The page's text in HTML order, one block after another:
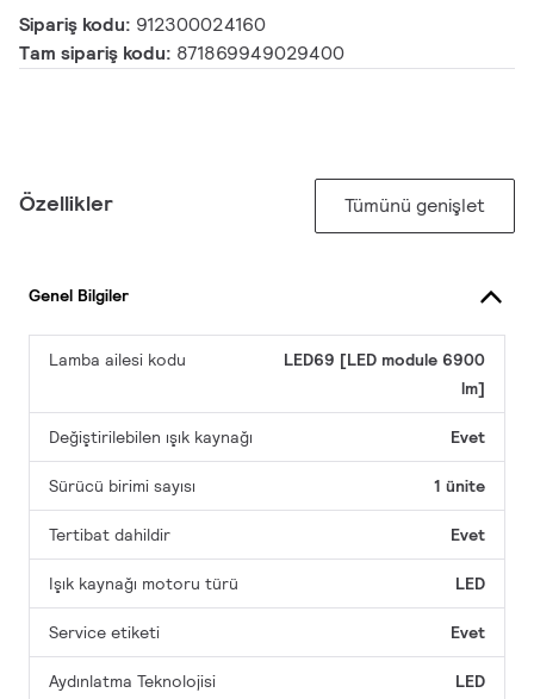
Sipariş kodu: 912300024160
Tam sipariş kodu: 871869949029400
Özellikler Tümünü genişlet
Genel Bilgiler
Lamba ailesi kodu
LED69 [LED module 6900
lm]
Değiştirilebilen ışık kaynağı Evet
Sürücü birimi sayısı 1 ünite
Tertibat dahildir Evet
Işık kaynağı motoru türü LED
Service etiketi Evet
Aydınlatma Teknolojisi LED